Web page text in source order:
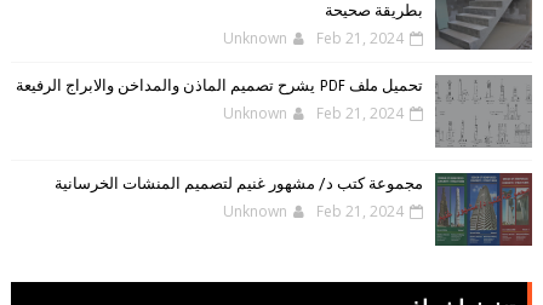
بطريقة صحيحة
Unknown Feb 21, 2024
تحميل ملف PDF يشرح تصميم الماذن والمداخن والابراج الرفيعة
Unknown Feb 21, 2024
مجموعة كتب د/ مشهور غنيم لتصميم المنشات الخرسانية
Unknown Feb 21, 2024